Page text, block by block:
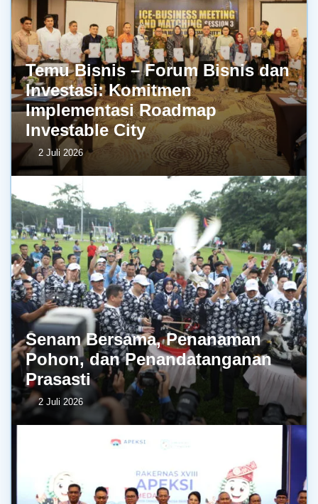
Temu Bisnis – Forum Bisnis dan
Investasi: Komitmen
Implementasi Roadmap
Investable City
2 Juli 2026
Senam Bersama, Penanaman
Pohon, dan Penandatanganan
Prasasti
2 Juli 2026